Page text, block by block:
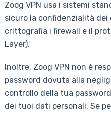
Zoog VPN usa i sistemi
sicuro la confidenzialità dei
crittografia i firewall e il
Layer).
Inoltre, Zoog VPN non è
password dovuta alla
controllo della tua
dei tuoi dati personali. Se